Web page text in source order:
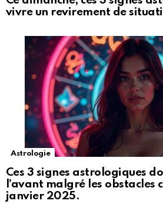
vivre un revirement de
Astrologie
Ces 3 signes astrologiques
l’avant malgré les obstacles
janvier 2025.